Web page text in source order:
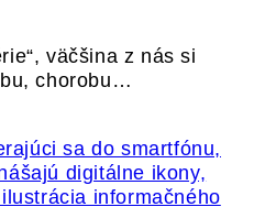
väčšina z nás si
chorobu…